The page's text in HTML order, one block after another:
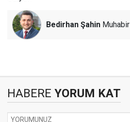
Bedirhan Şahin Muhabir
HABERE YORUM KAT